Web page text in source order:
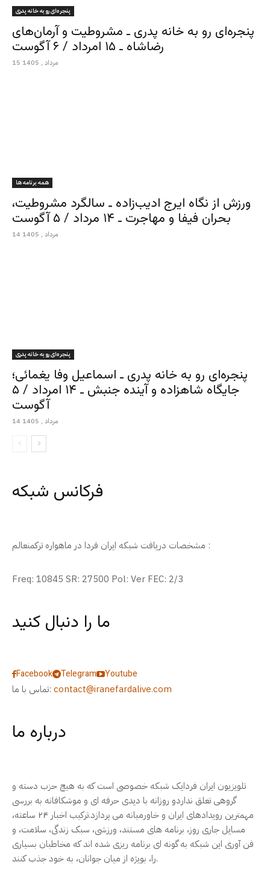
پنجره‌ای رو به خانه پدری
پنجره‌ای رو به خانه پدری ـ مشروطیت و آرمان‌های
رضاشاه ـ ۱۵ امرداد / ۶ آگوست
15 مرداد , 1405
همه برنامه ها
ورزش از نگاه ایرج ادیب‌زاده ـ سالگرد مشروطیت،
بحران فیفا و مهاجرت ـ ۱۴ مرداد / ۵ آگوست
14 مرداد , 1405
پنجره‌ای رو به خانه پدری
پنجره‌ای رو به خانه پدری ـ اسماعیل وفا یغمائی؛
جایگاه شاهزاده و آینده جنبش ـ ۱۴ امرداد / ۵
آگوست
14 مرداد , 1405
فرکانس شبکه
مشخصات دریافت شبکه ایران فردا در ماهواره ترکمنعالم :
Freq: 10845 SR: 27500 Pol: Ver FEC: 2/3
ما را دنبال کنید
Facebook Telegram
Youtube
تماس با ما: contact@iranefardalive.com
درباره ما
تلویزیون ایران فردایک شبکه خصوصی است که به هیچ حزب دسته و
گروهی تعلق نداردو روزانه با دیدی حرفه ای و موشکافانه به بررسی
مهمترین رویدادهای ایران و خاورمیانه می پردازد.ترکیب اخبار ۲۴ ساعته،
مسایل جاری روز، برنامه های مستند، ورزشی، سبک زندگی، سلامت، و
فن آوری این شبکه به گونه ای برنامه ریزی شده اند که مخاطبان بسیاری
را، بویژه از میان جوانان، به خود جذب کنند.